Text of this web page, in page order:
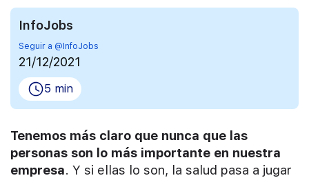
InfoJobs
Seguir a @InfoJobs
21/12/2021
5 min
Tenemos más claro que nunca que las
personas son lo más importante en nuestra
empresa. Y si ellas lo son, la salud pasa a jugar